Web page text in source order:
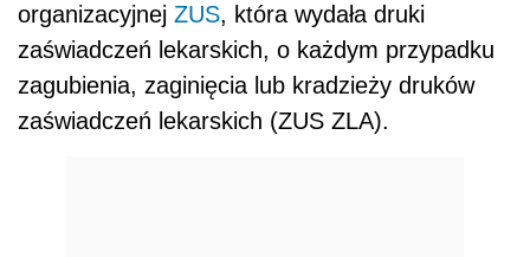
organizacyjnej ZUS, która wydała druki
zaświadczeń lekarskich, o każdym przypadku
zagubienia, zaginięcia lub kradzieży druków
zaświadczeń lekarskich (ZUS ZLA).